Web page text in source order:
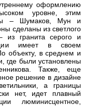
оформлению
уровне, этим
– Шумаков, Мун и
сделаны из светлого
из гранита серого и
имеет в своем
объекту, в среднем и
где были установлены
Также, еще
решение в дизайне
а границы
нет, идет плавный
люминисцентное,